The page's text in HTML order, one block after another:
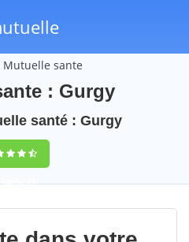
Mutuelle sante
: Gurgy
santé : Gurgy
21
votes